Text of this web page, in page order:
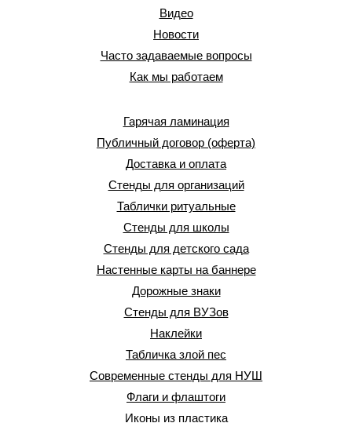
Видео
Новости
Часто задаваемые вопросы
Как мы работаем
Гарячая ламинация
Публичный договор (оферта)
Доставка и оплата
Стенды для организаций
Таблички ритуальные
Стенды для школы
Стенды для детского сада
Настенные карты на баннере
Дорожные знаки
Стенды для ВУЗов
Наклейки
Табличка злой пес
Современные стенды для НУШ
Флаги и флаштоги
Иконы из пластика